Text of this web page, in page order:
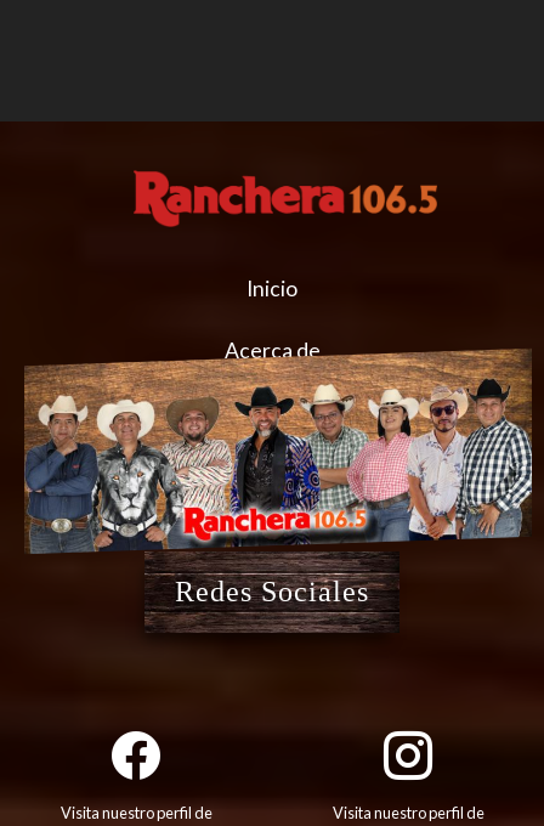
Inicio
Acerca de
Redes Sociales
Visita nuestro perfil de Visita nuestro perfil de